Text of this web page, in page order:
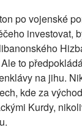
po vojenské
investovat,
to
na jihu.
kde za
Kurdy,